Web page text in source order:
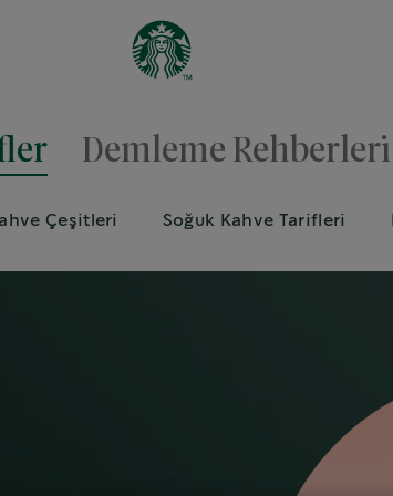
Demleme Rehberleri̇
Çeşitleri Soğuk Kahve Tarifleri